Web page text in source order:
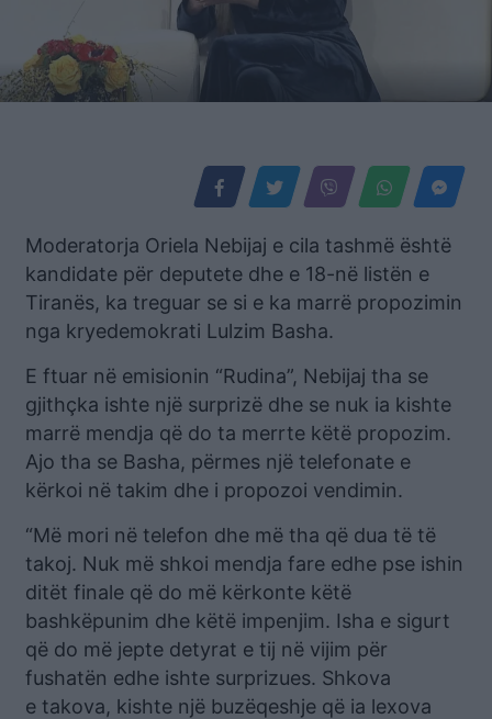
Moderatorja Oriela Nebijaj e cila tashmë është
kandidate për deputete dhe e 18-në listën e
Tiranës, ka treguar se si e ka marrë propozimin
nga kryedemokrati Lulzim Basha.
E ftuar në emisionin “Rudina”, Nebijaj tha se
gjithçka ishte një surprizë dhe se nuk ia kishte
marrë mendja që do ta merrte këtë propozim.
Ajo tha se Basha, përmes një telefonate e
kërkoi në takim dhe i propozoi vendimin.
“Më mori në telefon dhe më tha që dua të të
takoj. Nuk më shkoi mendja fare edhe pse ishin
ditët finale që do më kërkonte këtë
bashkëpunim dhe këtë impenjim. Isha e sigurt
që do më jepte detyrat e tij në vijim për
fushatën edhe ishte surprizues. Shkova
e takova, kishte një buzëqeshje që ia lexova